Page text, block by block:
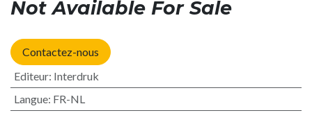
Not Available For Sale
Contactez-nous
Editeur: Interdruk
Langue: FR-NL